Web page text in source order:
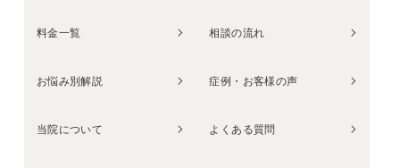
料金一覧 相談の流れ
お悩み別解説 症例・お客様の声
当院について よくある質問